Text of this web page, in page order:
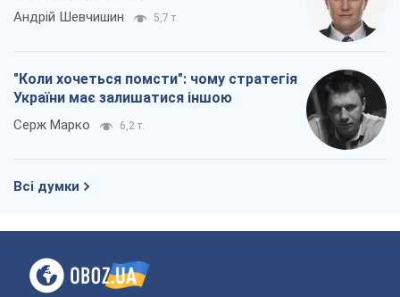
Андрій Шевчишин 5,7 т.
"Коли хочеться помсти": чому стратегія
України має залишатися іншою
Серж Марко 6,2 т.
Всі думки